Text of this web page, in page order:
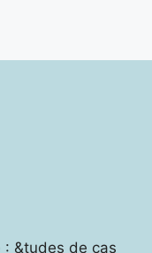
: &tudes de cas